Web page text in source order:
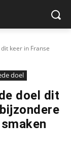
keer in Franse
doel
doel dit